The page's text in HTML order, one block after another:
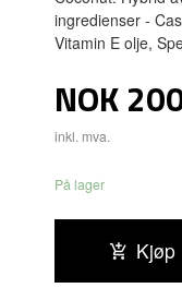
ingredienser -
Vitamin E olje,
Pris
NOK
inkl. mva.
På lager
Kjøp